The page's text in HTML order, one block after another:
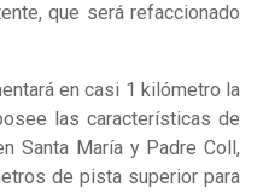
que será refaccionado
en casi 1 kilómetro la
las características de
Santa María y Padre Coll,
de pista superior para